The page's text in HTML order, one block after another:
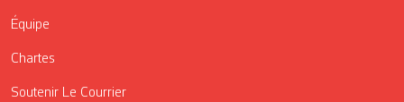
Équipe
Chartes
Soutenir Le Courrier